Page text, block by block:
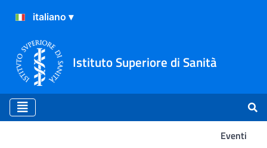
Istituto Superiore di Sanità
Eventi